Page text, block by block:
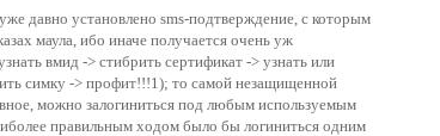
давно установлено sms-подтверждение, с которым
маула, ибо иначе получается очень уж
вмид -> стибрить сертификат -> узнать или
симку -> профит!!!1); то самой незащищенной
можно залогиниться под любым используемым
правильным ходом было бы логиниться одним